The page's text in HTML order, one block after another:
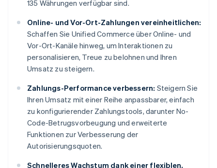
135 Währungen verfügbar sind.
Online- und Vor-Ort-Zahlungen vereinheitlichen:
Schaffen Sie Unified Commerce über Online- und
Vor-Ort-Kanäle hinweg, um Interaktionen zu
personalisieren, Treue zu belohnen und Ihren
Umsatz zu steigern.
Zahlungs-Performance verbessern: Steigern Sie
Ihren Umsatz mit einer Reihe anpassbarer, einfach
zu konfigurierender Zahlungstools, darunter No-
Code-Betrugsvorbeugung und erweiterte
Funktionen zur Verbesserung der
Autorisierungsquoten.
Schnelleres Wachstum dank einer flexiblen,